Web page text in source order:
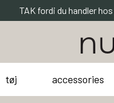
TAK fordi du handler
tøj accessories